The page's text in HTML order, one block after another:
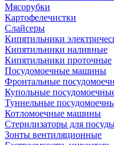
Мясорубки
Картофелечистки
Слайсеры
Кипятильники
Кипятильники наливные
Кипятильники проточные
Посудомоечные машины
Фронтальные
Купольные
Туннельные
Котломоечные машины
Стерилизаторы для
Зонты вентиляционные